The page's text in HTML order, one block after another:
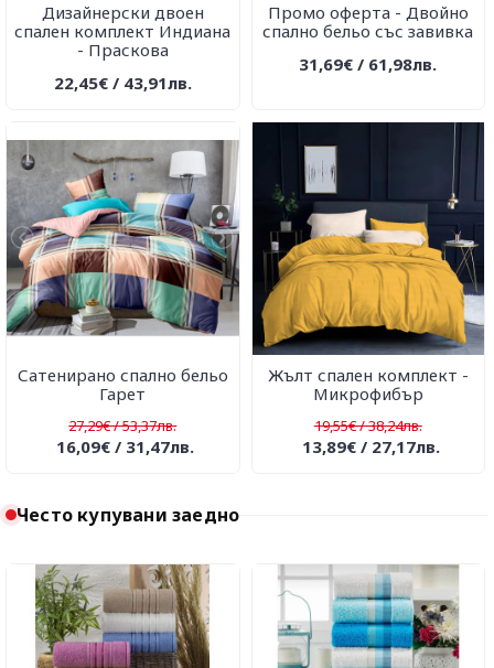
Дизайнерски двоен
спален комплект Индиана
- Праскова
22,45€ / 43,91лв.
Промо оферта - Двойно
спално бельо със завивка
31,69€ / 61,98лв.
Сатенирано спално бельо
Гарет
27,29€ / 53,37лв.
16,09€ / 31,47лв.
Жълт спален комплект -
Микрофибър
19,55€ / 38,24лв.
13,89€ / 27,17лв.
Често купувани заедно